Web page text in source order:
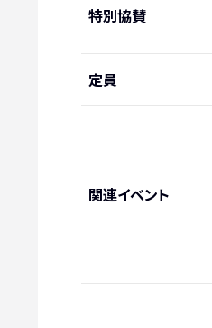
特別協賛
定員
関連イベント